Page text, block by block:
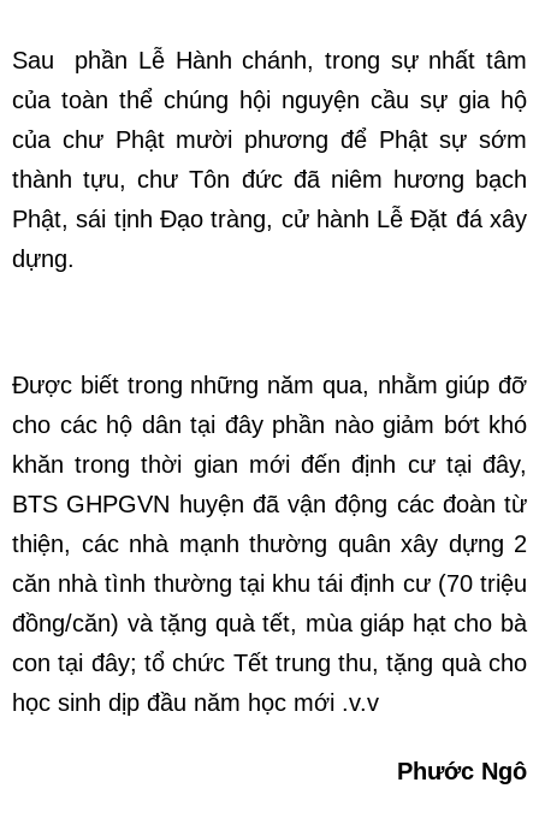
Sau phần Lễ Hành chánh, trong sự nhất tâm
của toàn thể chúng hội nguyện cầu sự gia hộ
của chư Phật mười phương để Phật sự sớm
thành tựu, chư Tôn đức đã niêm hương bạch
Phật, sái tịnh Đạo tràng, cử hành Lễ Đặt đá xây
dựng.
Được biết trong những năm qua, nhằm giúp đỡ
cho các hộ dân tại đây phần nào giảm bớt khó
khăn trong thời gian mới đến định cư tại đây,
BTS GHPGVN huyện đã vận động các đoàn từ
thiện, các nhà mạnh thường quân xây dựng 2
căn nhà tình thường tại khu tái định cư (70 triệu
đồng/căn) và tặng quà tết, mùa giáp hạt cho bà
con tại đây; tổ chức Tết trung thu, tặng quà cho
học sinh dịp đầu năm học mới .v.v
Phước Ngô